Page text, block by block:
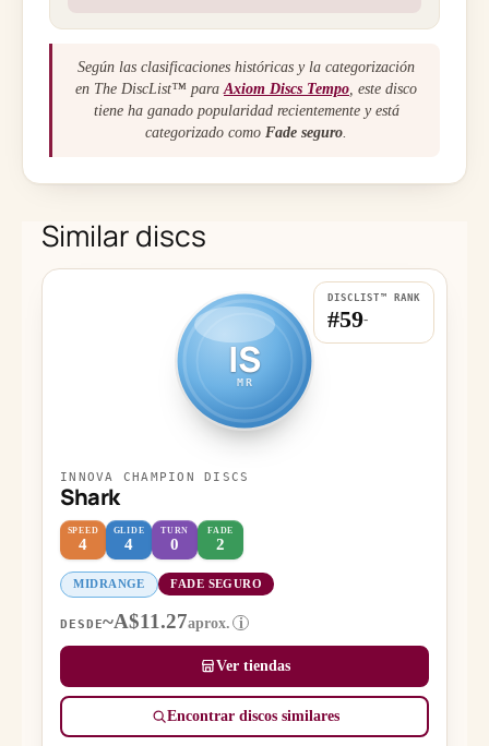
Según las clasificaciones históricas y la categorización
en The DiscList™ para Axiom Discs Tempo , este disco
tiene ha ganado popularidad recientemente y está
categorizado como Fade seguro
Similar discs
IS
MR
DISCLIST™ RANK
#59-
INNOVA CHAMPION DISCS
Shark
SPEED
4
GLIDE
4
TURN
0
FADE
2
MIDRANGE FADE SEGURO
DESDE~A$11.27aprox. i
Ver tiendas
Encontrar discos similares